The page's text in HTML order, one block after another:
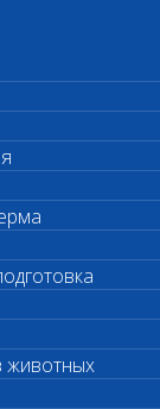
животных
с
мы
это
для